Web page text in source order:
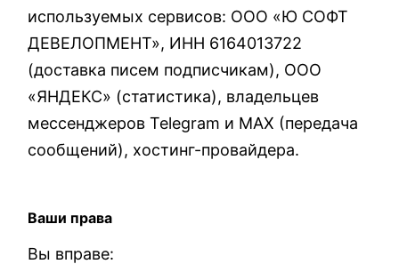
используемых сервисов: ООО «Ю СОФТ
ДЕВЕЛОПМЕНТ», ИНН 6164013722
(доставка писем подписчикам), ООО
«ЯНДЕКС» (статистика), владельцев
мессенджеров Telegram и MAX (передача
сообщений), хостинг-провайдера.
Ваши права
Вы вправе: